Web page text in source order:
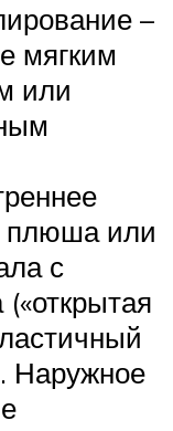
–
мягким
или
плюша или
с
Наружное